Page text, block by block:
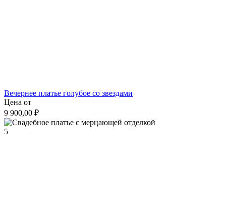
Вечернее платье голубое со звездами
Цена от
9 900,00 ₽
5